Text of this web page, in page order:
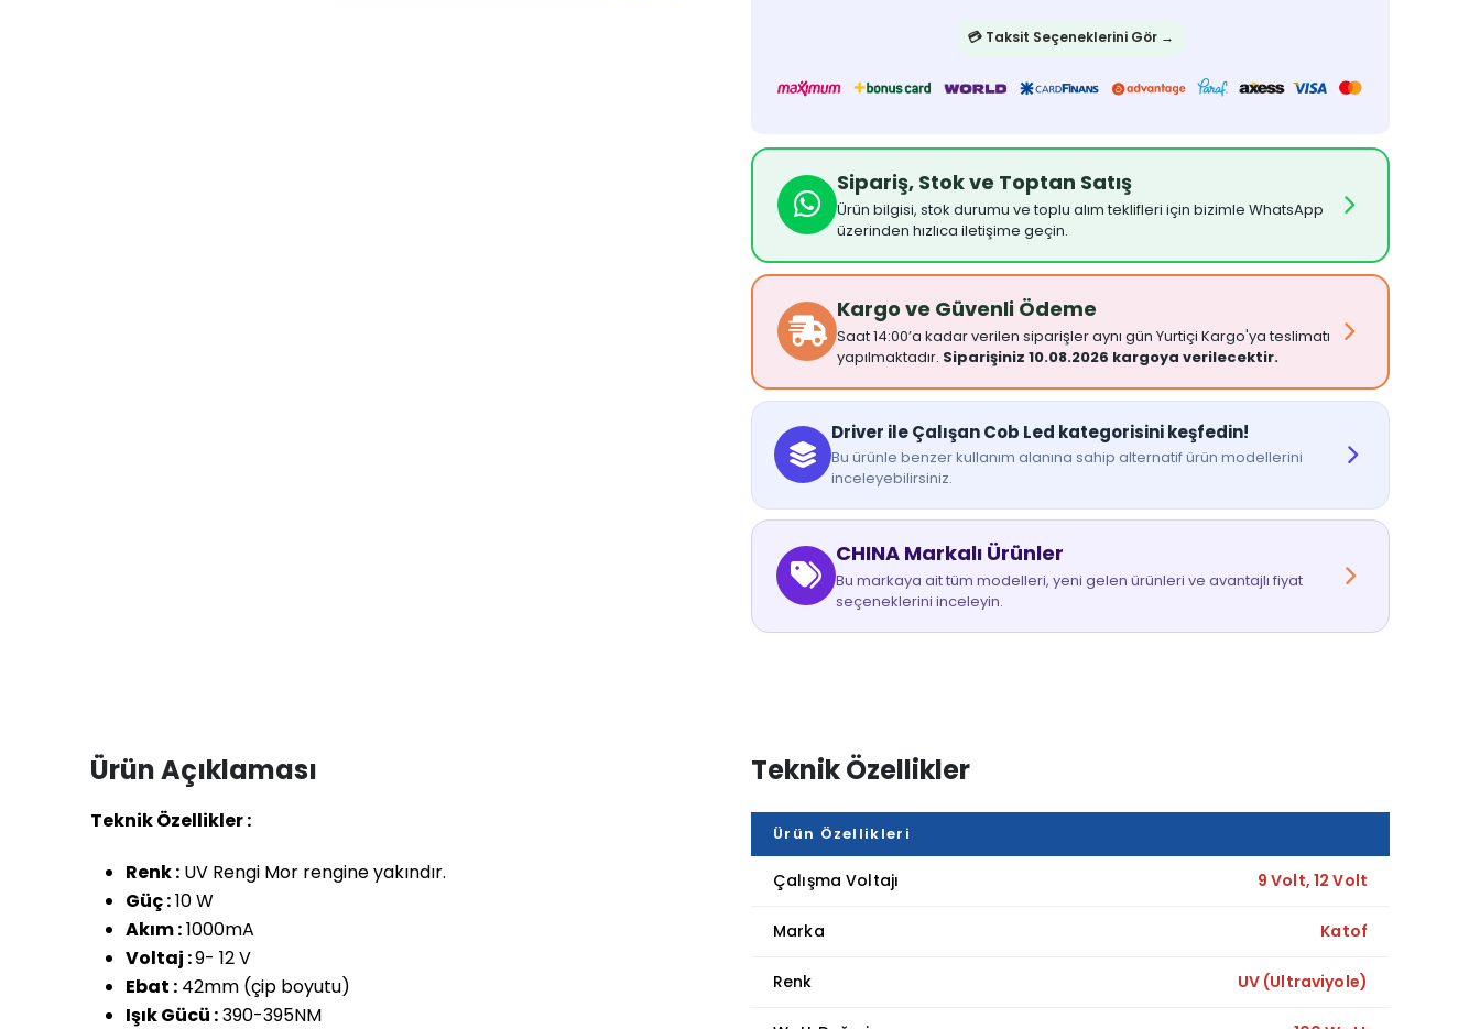
💳 Taksit Seçeneklerini Gör →
Sipariş, Stok ve Toptan Satış
Ürün bilgisi, stok durumu ve toplu alım teklifleri için bizimle WhatsApp
üzerinden hızlıca iletişime geçin.
Kargo ve Güvenli Ödeme
Saat 14:00’a kadar verilen siparişler aynı gün Yurtiçi Kargo'ya teslimatı
yapılmaktadır. Siparişiniz 10.08.2026 kargoya verilecektir.
Driver ile Çalışan Cob Led kategorisini keşfedin!
Bu ürünle benzer kullanım alanına sahip alternatif ürün modellerini
inceleyebilirsiniz.
CHINA Markalı Ürünler
Bu markaya ait tüm modelleri, yeni gelen ürünleri ve avantajlı fiyat
seçeneklerini inceleyin.
Ürün Açıklaması
Teknik Özellikler :
Renk : UV Rengi Mor rengine yakındır.
Güç :10 W
Akım :1000mA
Voltaj :9- 12 V
Ebat : 42mm (çip boyutu)
Işık Gücü :390-395NM
Teknik Özellikler
Ürün Özellikleri
Çalışma Voltajı 9 Volt, 12 Volt
Marka Katof
Renk UV (Ultraviyole)